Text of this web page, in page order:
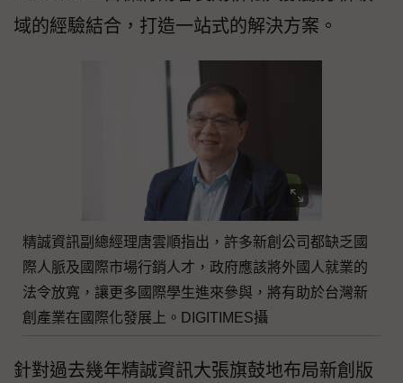
域的經驗結合，打造一站式的解決方案。
精誠資訊副總經理唐雲順指出，許多新創公司都缺乏國
際人脈及國際市場行銷人才，政府應該將外國人就業的
法令放寬，讓更多國際學生進來參與，將有助於台灣新
創產業在國際化發展上。DIGITIMES攝
針對過去幾年精誠資訊大張旗鼓地布局新創版